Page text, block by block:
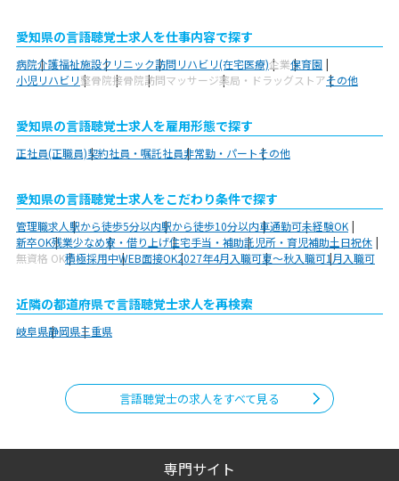
愛知県の言語聴覚士求人を仕事内容で探す
病院介護福祉施設クリニック訪問リハビリ(在宅医療)企業保育園
小児リハビリ整骨院接骨院訪問マッサージ薬局・ドラッグストアその他
愛知県の言語聴覚士求人を雇用形態で探す
正社員(正職員)契約社員・嘱託社員非常勤・パートその他
愛知県の言語聴覚士求人をこだわり条件で探す
管理職求人駅から徒歩5分以内駅から徒歩10分以内車通勤可未経験OK
新卒OK残業少なめ寮・借り上げ住宅手当・補助託児所・育児補助土日祝休
無資格 OK積極採用中WEB面接OK2027年4月入職可夏～秋入職可1月入職可
近隣の都道府県で言語聴覚士求人を再検索
岐阜県静岡県三重県
言語聴覚士の求人をすべて見る
専門サイト